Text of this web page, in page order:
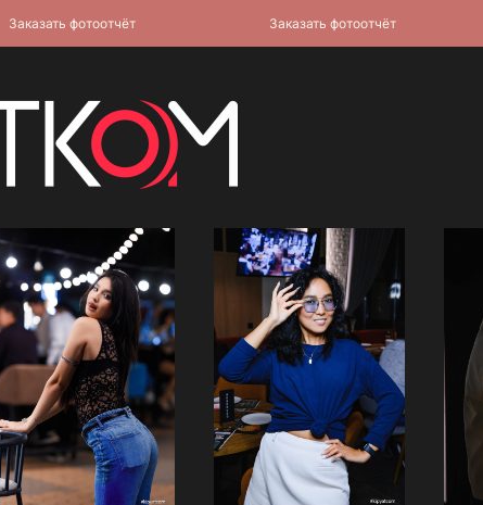
Заказать фотоотчёт Заказать фотоотчёт